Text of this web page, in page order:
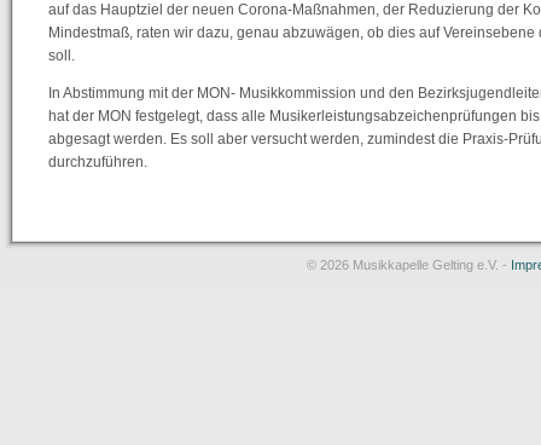
auf das Hauptziel der neuen Corona-Maßnahmen, der Reduzierung der
Mindestmaß, raten wir dazu, genau abzuwägen, ob dies auf
soll.
In Abstimmung mit der MON- Musikkommission und den
hat der MON festgelegt, dass alle Musikerleistungsabzeichenprüfungen
abgesagt werden. Es soll aber versucht werden, zumindest die Praxis-
durchzuführen.
© 2026 Musikkapelle Gelting e.V. -